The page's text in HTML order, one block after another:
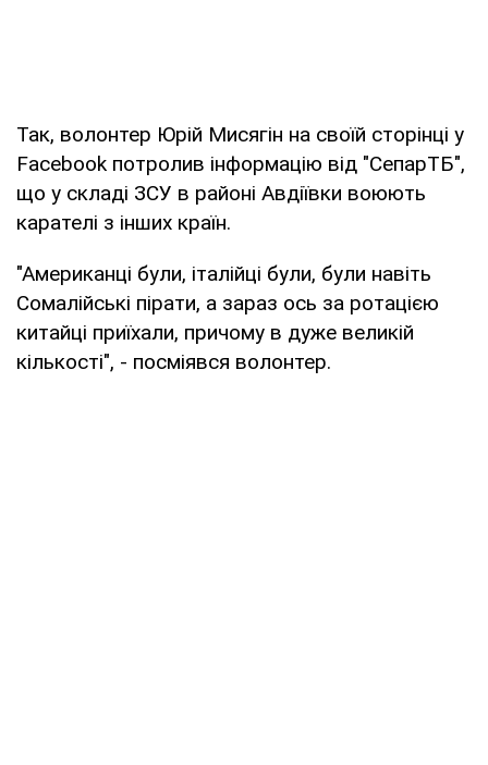
Так, волонтер Юрій Мисягін на своїй сторінці у
Facebook потролив інформацію від "СепарТБ",
що у складі ЗСУ в районі Авдіївки воюють
карателі з інших країн.
"Американці були, італійці були, були навіть
Сомалійські пірати, а зараз ось за ротацією
китайці приїхали, причому в дуже великій
кількості", - посміявся волонтер.